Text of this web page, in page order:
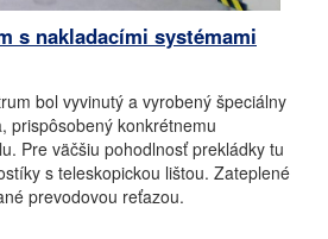
s nakladacími systémami
bol vyvinutý a vyrobený špeciálny
prispôsobený konkrétnemu
Pre väčšiu pohodlnosť prekládky tu
s teleskopickou lištou. Zateplené
prevodovou reťazou.